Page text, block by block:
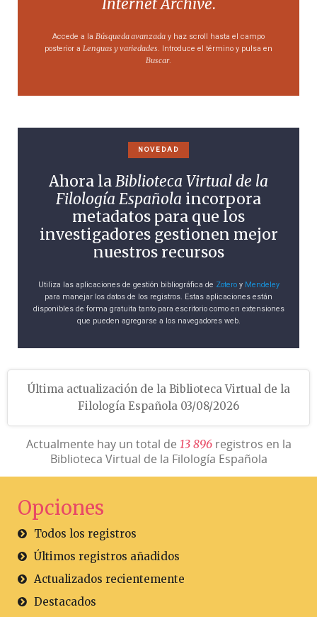
Accede a la Búsqueda avanzada y haz scroll hasta el campo
posterior a Lenguas y variedades . Introduce el término y pulsa en
Buscar.
NOVEDAD
Ahora laBiblioteca Virtual de la
Filología Española incorpora
metadatos para que los
investigadores gestionen mejor
nuestros recursos
Utiliza las aplicaciones de gestión bibliográfica de Zoteroy Mendeley
para manejar los datos de los registros. Estas aplicaciones están
disponibles de forma gratuita tanto para escritorio como en extensiones
que pueden agregarse a los navegadores web.
Última actualización de la Biblioteca Virtual de la
Filología Española 03/08/2026
Actualmente hay un total de 13 896registros en la
Biblioteca Virtual de la Filología Española
Opciones
Todos los registros
Últimos registros añadidos
Actualizados recientemente
Destacados